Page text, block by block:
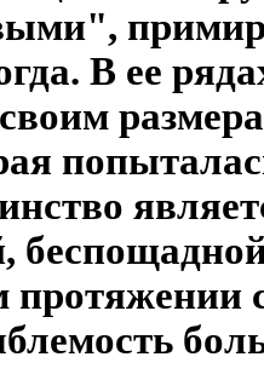
В ее
протяжении